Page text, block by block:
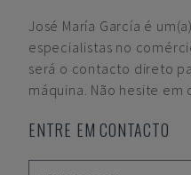
José María García é
especialistas no
será o contacto direto
máquina. Não hesite em
ENTRE EM CONTACTO